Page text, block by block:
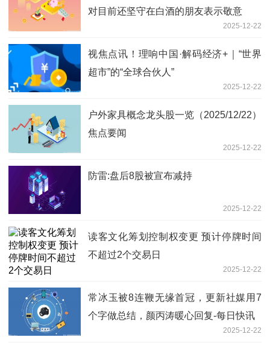
对目前还坚守在白酒的朋友表示敬意
2025-12-22
视焦点讯！理响中国·解码经济+｜“世界
超市”的“全球合伙人”
2025-12-22
户外家具概念龙头股一览（2025/12/22）
焦点要闻
2025-12-22
防雷:盘后8股被宣布减持
2025-12-22
读客文化筹划控制权变更 预计停牌时间
不超过2个交易日
2025-12-22
常冰玉被8连鞭无缘首冠，更新社媒用7
个字做总结，颜丙涛暖心回复-每日快讯
2025-12-22